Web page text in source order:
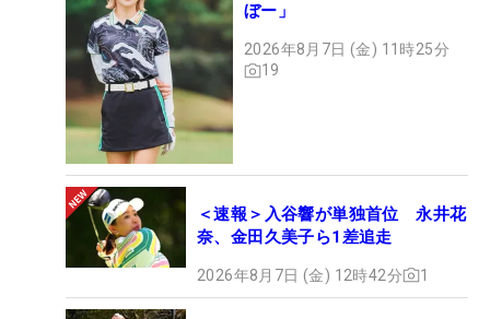
ぼー」
2026年8月7日 (金) 11時25分
19
＜速報＞入谷響が単独首位 永井花
奈、金田久美子ら1差追走
2026年8月7日 (金) 12時42分 1